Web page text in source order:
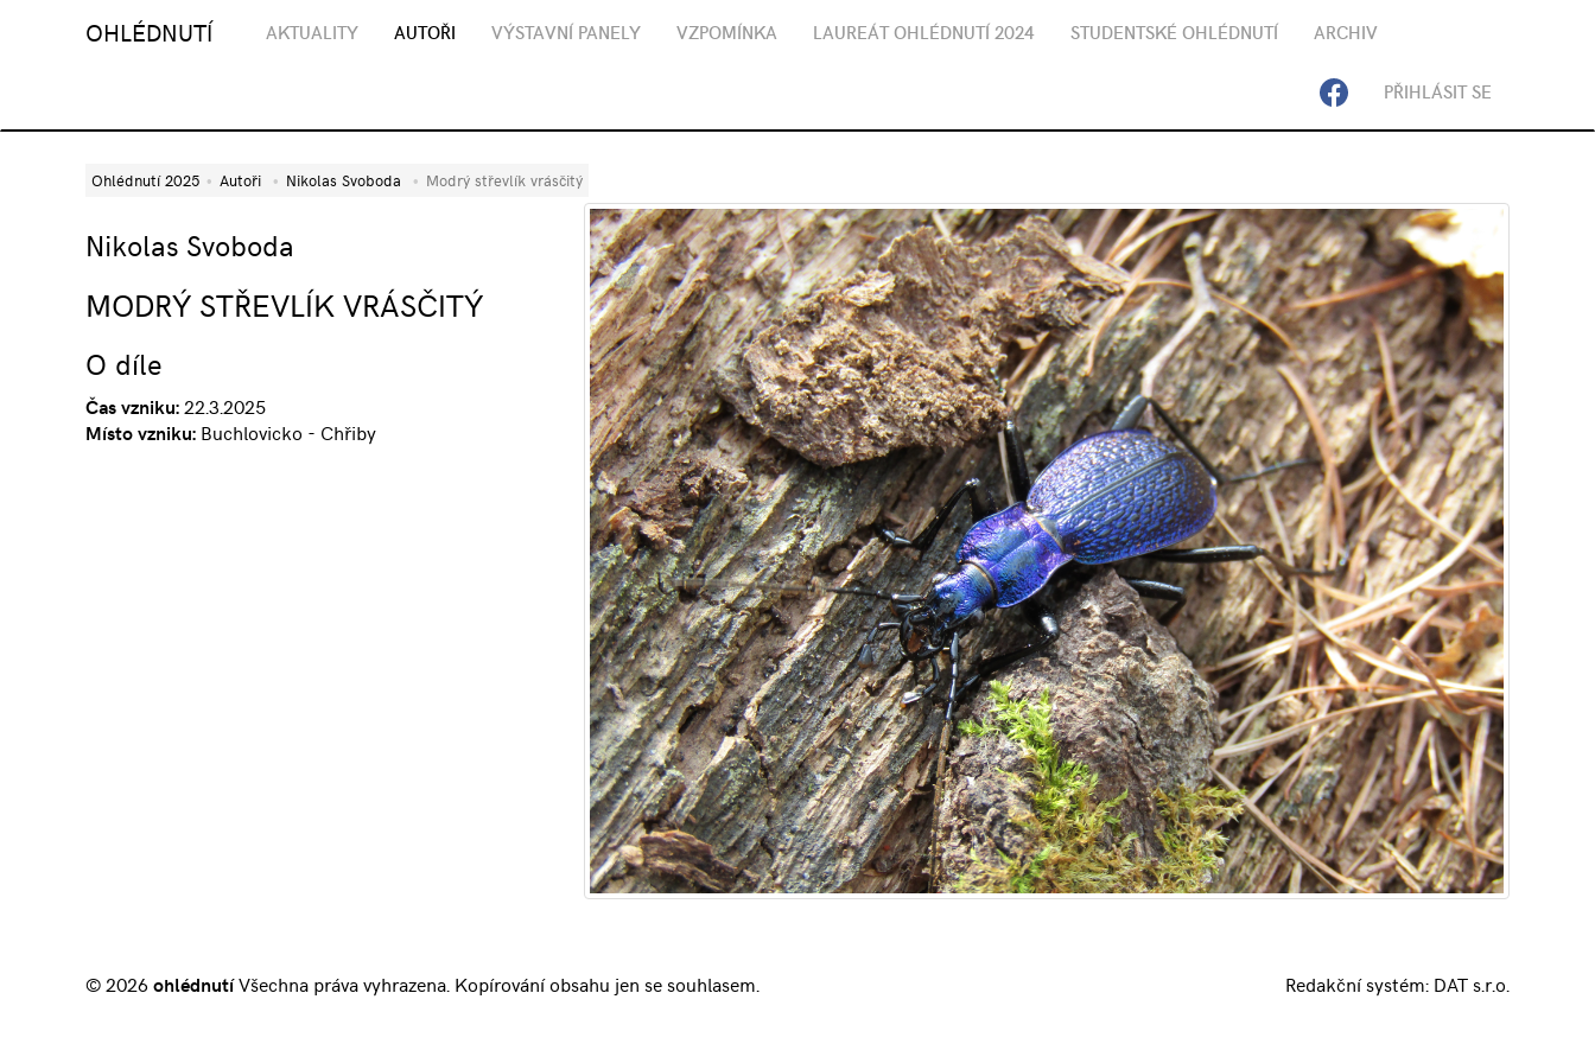
OHLÉDNUTÍ AKTUALITY AUTOŘI VÝSTAVNÍ PANELY VZPOMÍNKA LAUREÁT OHLÉDNUTÍ 2024 STUDENTSKÉ OHLÉDNUTÍ ARCHIV
PŘIHLÁSIT SE
Ohlédnutí 2025 Autoři Nikolas Svoboda Modrý střevlík vrásčitý
Nikolas Svoboda
MODRÝ STŘEVLÍK VRÁSČITÝ
O díle
Čas vzniku: 22.3.2025
Místo vzniku: Buchlovicko - Chřiby
© 2026ohlédnutíVšechna práva vyhrazena. Kopírování obsahu jen se souhlasem. Redakční systém: DAT s.r.o.